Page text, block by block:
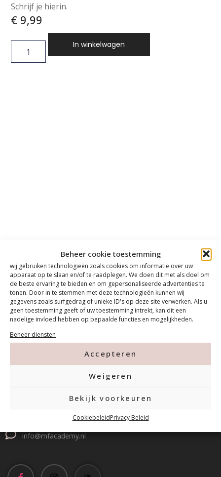
Beheer cookie toestemming
wij gebruiken technologieën zoals cookies om informatie over uw
apparaat op te slaan en/of te raadplegen. We doen dit met als doel om
de beste ervaring te bieden en om gepersonaliseerde advertenties te
tonen. Door in te stemmen met deze technologieën kunnen wij
gegevens zoals surfgedrag of unieke ID's op deze site verwerken. Als u
geen toestemming geeft of uw toestemming intrekt, kan dit een
nadelige invloed hebben op bepaalde functies en mogelijkheden.
Beheer diensten
Accepteren
Weigeren
Bekijk voorkeuren
CookiebeleidPrivacy Beleid
Schrijf je hierin.
€ 9,99
In winkelwagen
info@mfacademy.nl